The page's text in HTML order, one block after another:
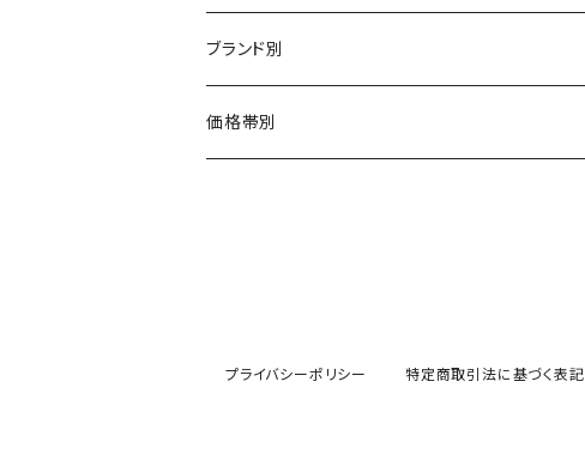
ハット
布帛（布・ニット・レザー等）
キャスケット
ブランド別
CA4LA / カシラ
価格帯別
プライバシーポリシー 特定商取引法に基づく表記